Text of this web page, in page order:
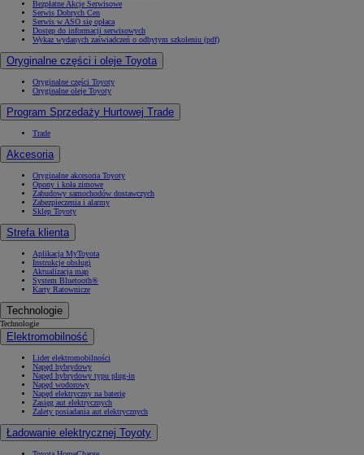
Bezpłatne Akcje Serwisowe
Serwis Dobrych Cen
Serwis w ASO się opłaca
Dostęp do informacji serwisowych
Wykaz wydanych zaświadczeń o odbytym szkoleniu (pdf)
Oryginalne części i oleje Toyota
Oryginalne części Toyoty
Oryginalne oleje Toyoty
Program Sprzedaży Hurtowej Trade
Trade
Akcesoria
Oryginalne akcesoria Toyoty
Opony i koła zimowe
Zabudowy samochodów dostawczych
Zabezpieczenia i alarmy
Sklep Toyoty
Strefa klienta
Aplikacja MyToyota
Instrukcje obsługi
Aktualizacja map
System Bluetooth®
Karty Ratownicze
Technologie
Technologie
Elektromobilność
Lider elektromobilności
Napęd hybrydowy
Napęd hybrydowy typu plug-in
Napęd wodorowy
Napęd elektryczny na baterię
Zasięg aut elektrycznych
Zalety posiadania aut elektrycznych
Ładowanie elektrycznej Toyoty